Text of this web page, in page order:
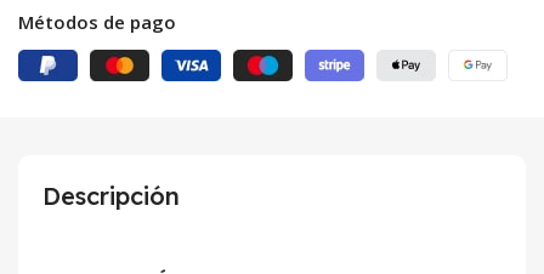
Métodos de pago
Descripción